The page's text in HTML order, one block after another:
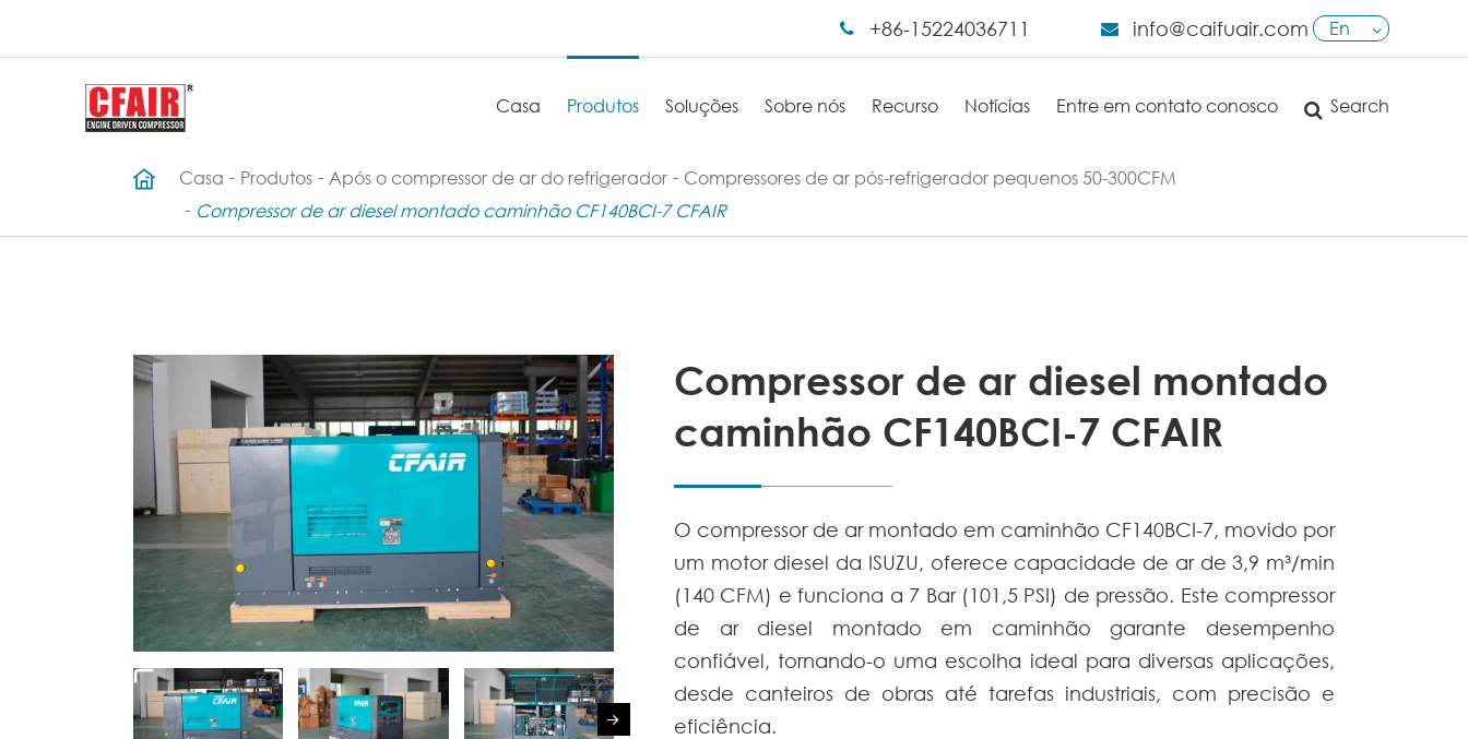
+86-15224036711 info@caifuair.com En
日本語
français
русский
português
فارسی
Casa Produtos Soluções Sobre nós Recurso Notícias Entre em contato conosco Search
Casa Produtos Após o compressor de ar do refrigerador
Compressores de ar pós-refrigerador pequenos 50-300CFM
Compressor de ar diesel montado caminhão CF140BCI-7 CFAIR
Compressor de ar diesel montado
caminhão CF140BCI-7 CFAIR
O compressor de ar montado em caminhão CF140BCI-7, movido por
um motor diesel da ISUZU, oferece capacidade de ar de 3,9 m³/min
(140 CFM) e funciona a 7 Bar (101,5 PSI) de pressão. Este compressor
de ar diesel montado em caminhão garante desempenho
confiável, tornando-o uma escolha ideal para diversas aplicações,
desde canteiros de obras até tarefas industriais, com precisão e
eficiência.